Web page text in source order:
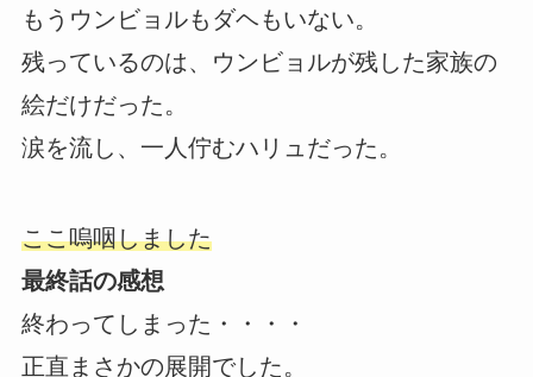
もうウンビョルもダヘもいない。
残っているのは、ウンビョルが残した家族の
絵だけだった。
涙を流し、一人佇むハリュだった。
ここ嗚咽しました
最終話の感想
終わってしまった・・・・
正直まさかの展開でした。